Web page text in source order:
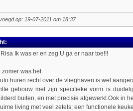
op: 19-07-2011 om 18:37
Ik was er en zeg U ga er naar toe!!!
zomer was het.
huren recht over de vlieghaven is wel
gebouw met zijn specifieke vorm is
buiten, en met precisie afgewerkt.Ook in
living met veel zetels; een functionele